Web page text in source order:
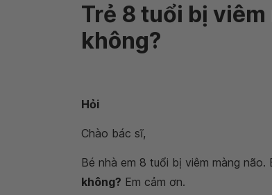
Trẻ 8 tuổi bị
không?
Hỏi
Chào bác sĩ,
Bé nhà em 8 tuổi bị viêm màng não.
không? Em cảm ơn.